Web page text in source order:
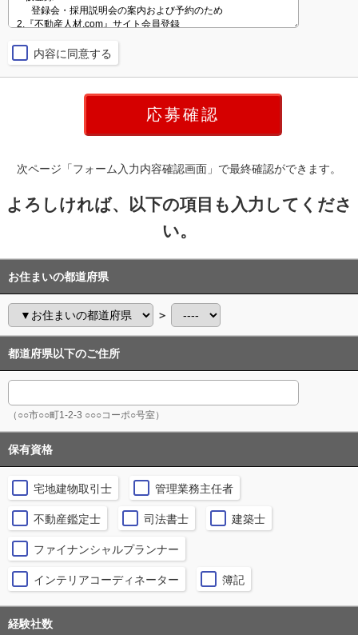
内容に同意する
次ページ「フォーム入力内容確認画面」で最終確認ができます。
よろしければ、以下の項目も入力してくださ
い。
お住まいの都道府県
＞
都道府県以下のご住所
（○○市○○町1-2-3 ○○○コーポ○号室）
保有資格
宅地建物取引士 管理業務主任者
不動産鑑定士 司法書士 建築士
ファイナンシャルプランナー
インテリアコーディネーター 簿記
経験社数